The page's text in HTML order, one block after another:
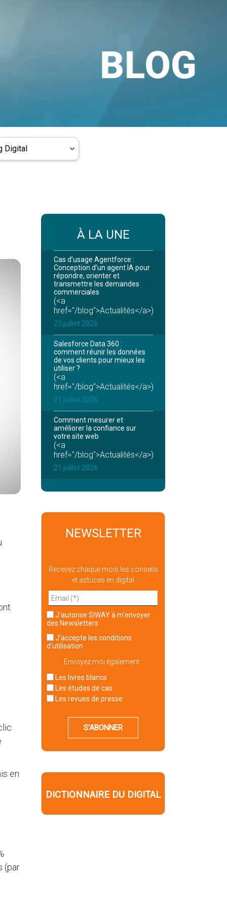
Digital
en
(par
À LA UNE
Cas d’usage Agentforce :
Conception d’un agent IA pour
répondre, orienter et
transmettre les demandes
commerciales
(<a
href="/blog">Actualités</a>)
23 juillet 2026
Salesforce Data 360 :
comment réunir les données
de vos clients pour mieux les
utiliser ?
(<a
href="/blog">Actualités</a>)
21 juillet 2026
Comment mesurer et
améliorer la confiance sur
votre site web
(<a
href="/blog">Actualités</a>)
21 juillet 2026
NEWSLETTER
Recevez chaque mois les conseils
et astuces en digital
des Newsletters
J'accepte les conditions
d'utilisation
Envoyez moi également :
Les livres blancs
Les études de cas
Les revues de presse
S'ABONNER
DICTIONNAIRE DU DIGITAL